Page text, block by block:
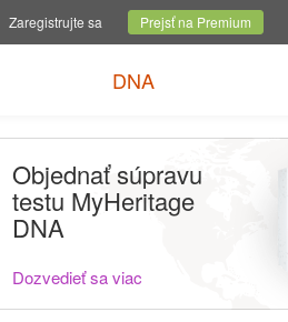
Aktuálna stránkaZmeniť jazyk
Zaregistrujte sa Prejsť na Premium
DNA
Objednať súpravu
testu MyHeritage
DNA
Dozvedieť sa viac